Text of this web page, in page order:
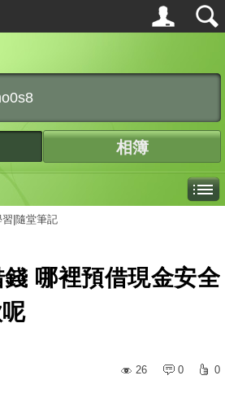
相簿
|隨堂筆記
哪裡預借現金安全
26
0 0